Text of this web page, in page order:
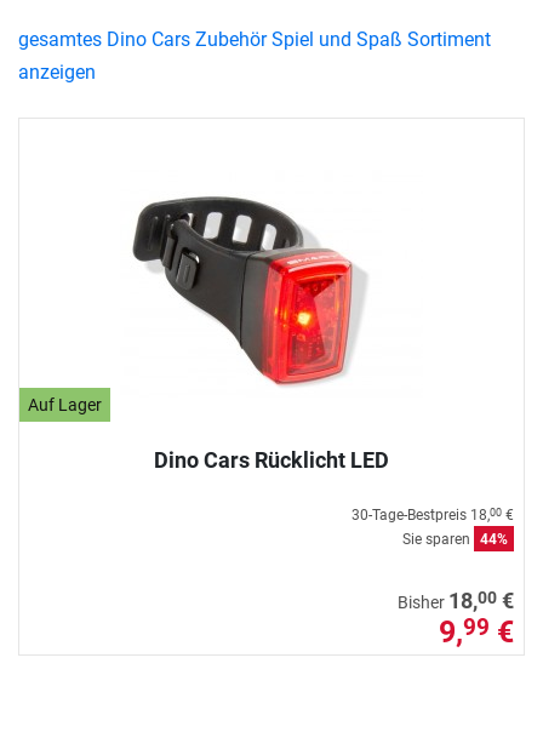
Auf Lager
Dino Cars Rücklicht LED
30-Tage-Bestpreis 18,00 €
Sie sparen
44%
Bisher 18,00 €
9,99 €
gesamtes Dino Cars Zubehör Spiel und Spaß Sortiment
anzeigen